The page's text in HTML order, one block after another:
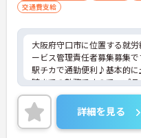
交通費支給
大阪府守口市に位置する就
ービス管理責任者募集募集で
駅チカで通勤便利♪基本的
時までの勤務ですので、プ
務いただけます。
ご興味ある方には、面接対策
詳細をお話しいたしますの
い！
詳細を見る